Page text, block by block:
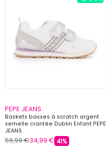
PEPE JEANS
Baskets basses à scratch argent
semelle crantée Dublin Enfant PEPE
JEANS
59,99 €34,99 € 41%